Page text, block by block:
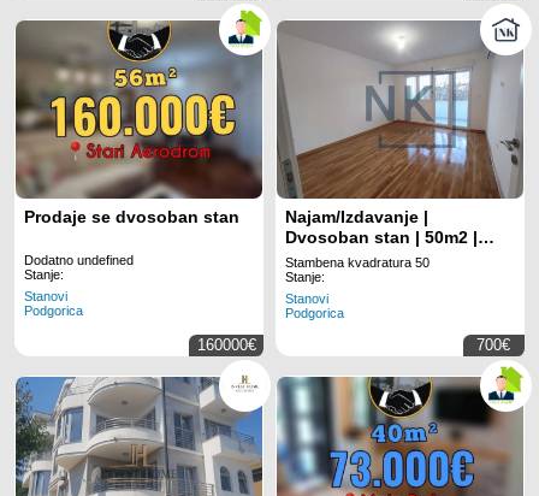
Prodaje se dvosoban stan
Dodatno undefined
Stanje:
Stanovi
Podgorica
160000€
Najam/Izdavanje |
Dvosoban stan | 50m2 |
Podgorica, Preko Morače
Stambena kvadratura 50
Stanje:
Stanovi
Podgorica
700€